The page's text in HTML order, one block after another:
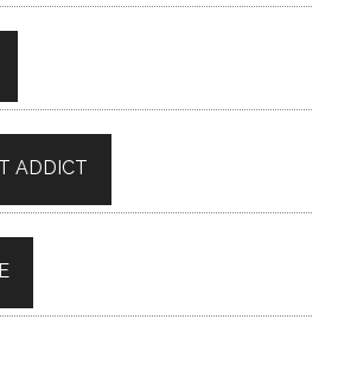
ADDICT